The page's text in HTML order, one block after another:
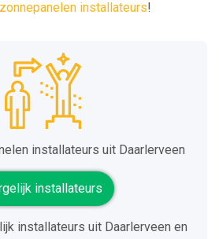
zonnepanelen installateurs!
installateurs uit Daarlerveen
installateurs
installateurs uit Daarlerveen en